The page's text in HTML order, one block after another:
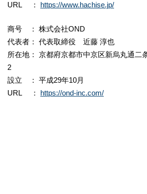
URL ： https://www.hachise.jp/
商号 ： 株式会社OND
代表者： 代表取締役 近藤 淳也
所在地： 京都府京都市中京区新烏丸通二
2
設立 ： 平成29年10月
URL ： https://ond-inc.com/